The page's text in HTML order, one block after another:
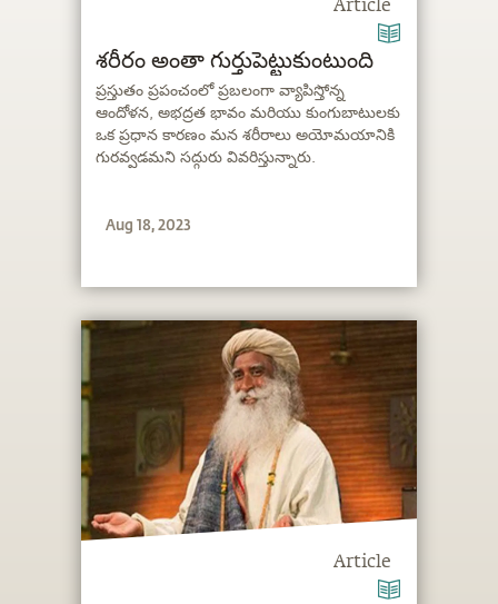
Article
శరీరం అంతా గుర్తుపెట్టుకుంటుంది
ప్రస్తుతం ప్రపంచంలో ప్రబలంగా వ్యాపిస్తోన్న
ఆందోళన, అభద్రత భావం మరియు కుంగుబాటులకు
ఒక ప్రధాన కారణం మన శరీరాలు అయోమయానికి
గురవ్వడమని సద్గురు వివరిస్తున్నారు.
Aug 18, 2023
Article